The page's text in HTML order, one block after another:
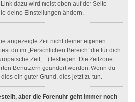
dazu wird meist oben auf der Seite
deine Einstellungen ändern.
angezeigte Zeit nicht deiner eigenen
du im „Persönlichen Bereich“ die für dich
Zeit, ...) festlegen. Die Zeitzone
Benutzern geändert werden. Wenn du
ein guter Grund, dies jetzt zu tun.
aber die Forenuhr geht immer noch